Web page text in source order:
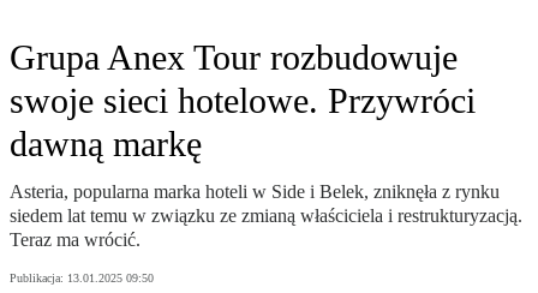
Grupa Anex Tour rozbudowuje
swoje sieci hotelowe. Przywróci
dawną markę
Asteria, popularna marka hoteli w Side i Belek, zniknęła z rynku
siedem lat temu w związku ze zmianą właściciela i restrukturyzacją.
Teraz ma wrócić.
Publikacja: 13.01.2025 09:50